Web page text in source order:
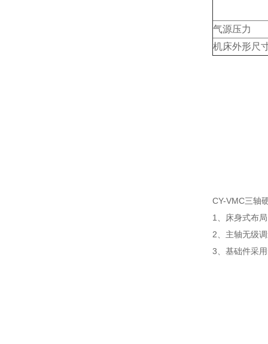
气源压力
机床外形尺
CY-VMC三轴
1、床身式布
2、主轴无级
3、基础件采